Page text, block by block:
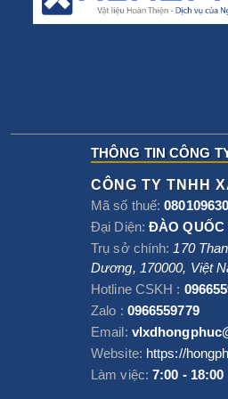
THÔNG TIN CÔNG
CÔNG TY TNHH
Mã số thuế:
Đại Diện: ĐÀO QUỐC
Trụ sở chính: 170
Dương, 170000, Việt
Hotline CSKH :
Zalo : 0966559779
Email:
Website: https://
Làm việc: 7:00 - 18:00